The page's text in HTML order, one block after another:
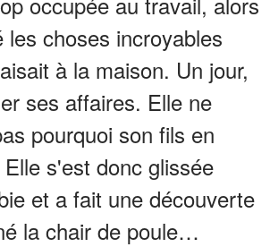
les choses incroyables
à la maison. Un jour,
ses affaires. Elle ne
pourquoi son fils en
s'est donc glissée
et a fait une découverte
la chair de poule…